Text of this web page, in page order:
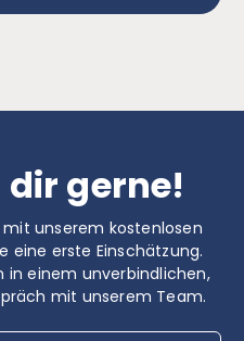
gerne!
unserem kostenlosen
eine erste Einschätzung.
in einem unverbindlichen,
mit unserem Team.